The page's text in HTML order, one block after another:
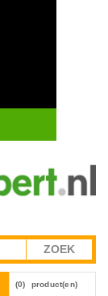
(0) product(en)